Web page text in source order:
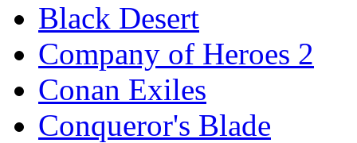
Black Desert
Company of Heroes 2
Conan Exiles
Conqueror's Blade